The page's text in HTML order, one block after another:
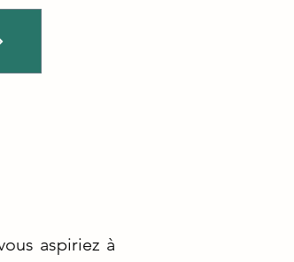
aspiriez à